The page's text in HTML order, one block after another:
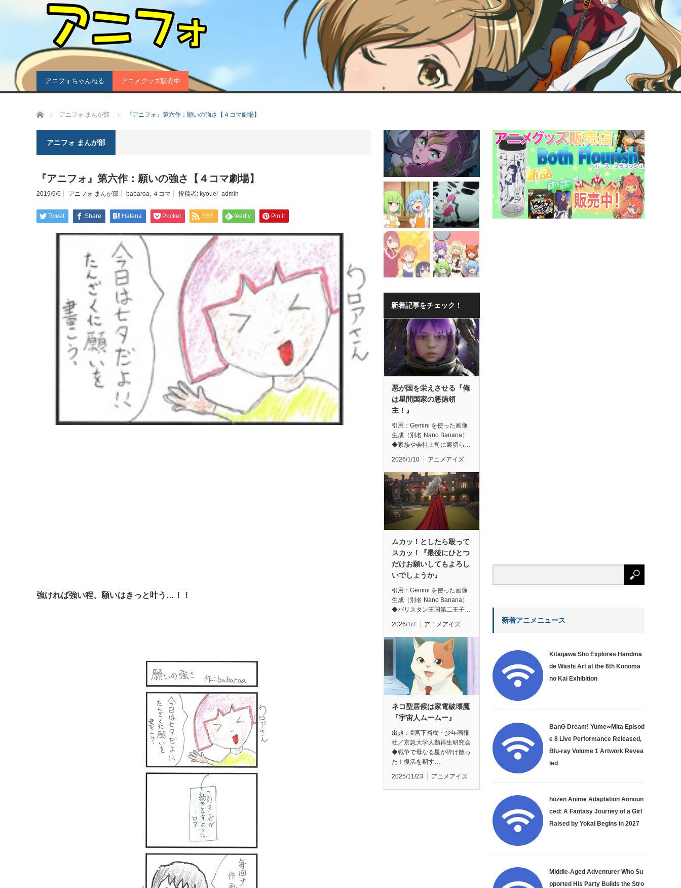
アニフォちゃんねる アニメグッズ販売中
ホーム アニフォ まんが部 『アニフォ』第六作：願いの強さ【４コマ劇場】
アニフォ まんが部
『アニフォ』第六作：願いの強さ【４コマ劇場】
2019/9/6 アニフォ まんが部 babaroa, ４コマ 投稿者: kyouei_admin
Tweet Share Hatena Pocket RSS feedly Pin it
強ければ強い程、願いはきっと叶う…！！
新着記事をチェック！
悪が国を栄えさせる『俺
は星間国家の悪徳領
主！』
引用：Gemini を使った画像
生成（別名 Nano Banana）
◆家族や会社上司に裏切ら…
2026/1/10 アニメアイズ
ムカッ！としたら殴って
スカッ！『最後にひとつ
だけお願いしてもよろし
いでしょうか』
引用：Gemini を使った画像
生成（別名 Nano Banana）
◆パリスタン王国第二王子…
2026/1/7 アニメアイズ
ネコ型居候は家電破壊魔
『宇宙人ムームー』
出典：©宮下裕樹・少年画報
社／京急大学人類再生研究会
◆戦争で母なる星が砕け散っ
た！復活を期す…
2025/11/23 アニメアイズ
新着アニメニュース
Kitagawa Sho Explores Handma
de Washi Art at the 6th Konoma
no Kai Exhibition
BanG Dream! Yume∞Mita Episod
e 8 Live Performance Released,
Blu-ray Volume 1 Artwork Revea
led
hozen Anime Adaptation Announ
ced: A Fantasy Journey of a Girl
Raised by Yokai Begins in 2027
Middle-Aged Adventurer Who Su
pported His Party Builds the Stro